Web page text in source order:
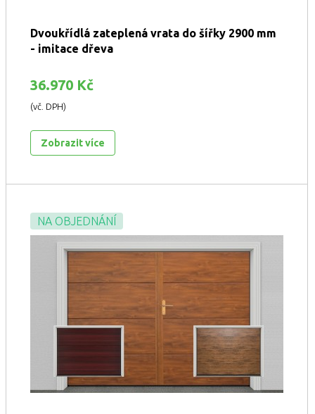
Dvoukřídlá zateplená vrata do šířky 2900 mm
- imitace dřeva
36.970 Kč
(vč. DPH)
Zobrazit více
NA OBJEDNÁNÍ